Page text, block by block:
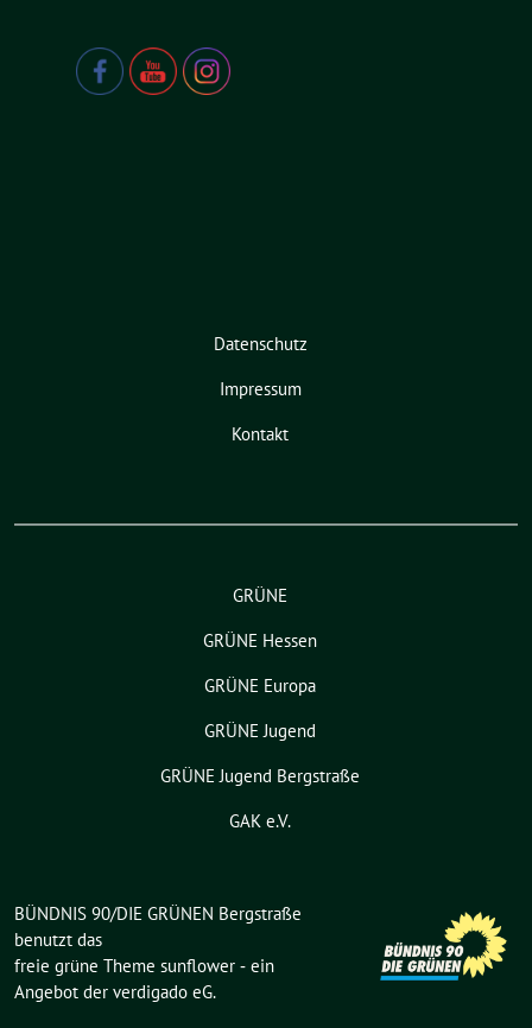
Datenschutz
Impressum
Kontakt
GRÜNE
GRÜNE Hessen
GRÜNE Europa
GRÜNE Jugend
GRÜNE Jugend Bergstraße
GAK e.V.
BÜNDNIS 90/DIE GRÜNEN Bergstraße
benutzt das
freie grüne Theme sunflower ‐ ein
Angebot der verdigado eG.